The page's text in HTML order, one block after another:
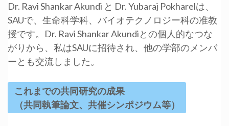
Dr. Ravi Shankar Akundi と Dr. Yubaraj Pokharelは、
SAUで、生命科学科、バイオテクノロジー科の准教
授です。Dr. Ravi Shankar Akundiとの個人的なつな
がりから、私はSAUに招待され、他の学部のメンバ
ーとも交流しました。
これまでの共同研究の成果
（共同執筆論文、共催シンポジウム等）